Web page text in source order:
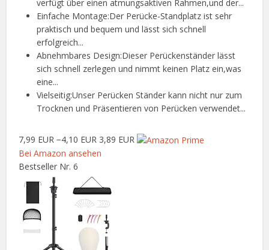
verfügt über einen atmungsaktiven Rahmen,und der...
Einfache Montage:Der Perücke-Standplatz ist sehr
praktisch und bequem und lässt sich schnell
erfolgreich...
Abnehmbares Design:Dieser Perückenständer lässt
sich schnell zerlegen und nimmt keinen Platz ein,was
eine...
Vielseitig:Unser Perücken Ständer kann nicht nur zum
Trocknen und Präsentieren von Perücken verwendet...
7,99 EUR −4,10 EUR 3,89 EUR
Bei Amazon ansehen
Bestseller Nr. 6